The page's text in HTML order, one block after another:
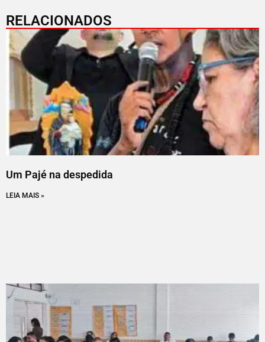
RELACIONADOS
Um Pajé na despedida
LEIA MAIS »